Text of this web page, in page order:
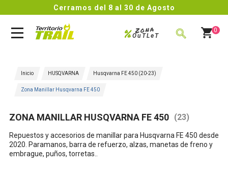
Cerramos del 8 al 30 de Agosto
Zona
%OuTLeT
0
Inicio HUSQVARNA Husqvarna FE 450 (20-23)
Zona Manillar Husqvarna FE 450
ZONA MANILLAR HUSQVARNA FE 450 (23)
Repuestos y accesorios de manillar para Husqvarna FE 450 desde
2020. Paramanos, barra de refuerzo, alzas, manetas de freno y
embrague, puños, torretas..